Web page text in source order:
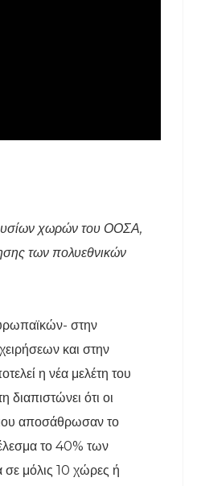
χωρών του ΟΟΣΑ,
των πολυεθνικών
στην
και στην
η νέα μελέτη του
ότι οι
αποσάθρωσαν το
το 40% των
σε μόλις 10 χώρες ή